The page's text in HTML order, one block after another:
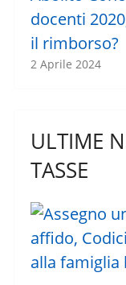
docenti
il rimborso?
2 Aprile 2024
ULTIME
TASSE